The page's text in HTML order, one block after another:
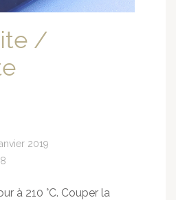
/
2019
à 210 °C. Couper la